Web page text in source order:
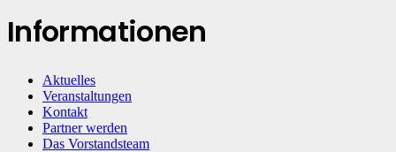
Informationen
Aktuelles
Veranstaltungen
Kontakt
Partner werden
Das Vorstandsteam